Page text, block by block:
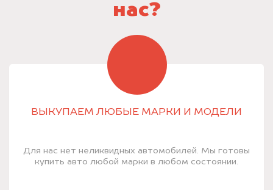
нас?
ВЫКУПАЕМ ЛЮБЫЕ МАРКИ И МОДЕЛИ
Для нас нет неликвидных автомобилей. Мы готовы
купить авто любой марки в любом состоянии.